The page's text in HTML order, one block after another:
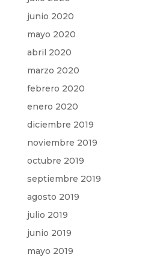
junio 2020
mayo 2020
abril 2020
marzo 2020
febrero 2020
enero 2020
diciembre 2019
noviembre 2019
octubre 2019
septiembre 2019
agosto 2019
julio 2019
junio 2019
mayo 2019